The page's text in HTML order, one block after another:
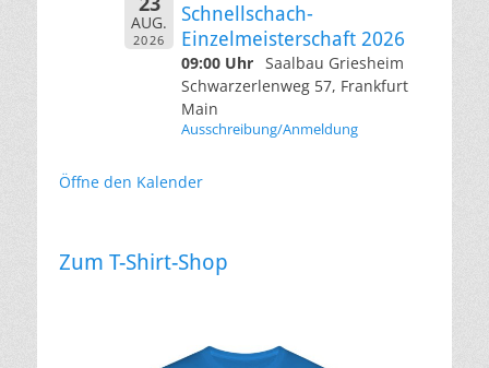
AUG.
2026
Schnellschach-
Einzelmeisterschaft 2026
09:00 Uhr Saalbau Griesheim
Schwarzerlenweg 57, Frankfurt
Main
Ausschreibung/Anmeldung
Öffne den Kalender
Zum T-Shirt-Shop